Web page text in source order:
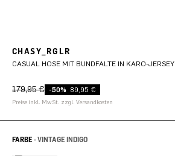
CHASY_RGLR
CASUAL HOSE MIT BUNDFALTE IN KARO-JERSEY
179,95 € -50% 89,95 €
Preise inkl. MwSt. zzgl. Versandkosten
FARBE -VINTAGE INDIGO